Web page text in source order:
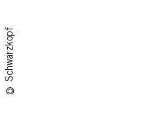
© Schwarzkopf